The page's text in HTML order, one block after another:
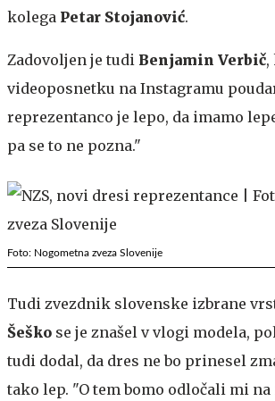
kolega Petar Stojanović.
Zadovoljen je tudi Benjamin Verbič,
videoposnetku na Instagramu
reprezentanco je lepo, da imamo
pa se to ne pozna."
Foto: Nogometna zveza Slovenije
Tudi zvezdnik slovenske izbrane
Šeško se je znašel v vlogi modela,
tudi dodal, da dres ne bo prinesel
tako lep. "O tem bomo odločali mi na